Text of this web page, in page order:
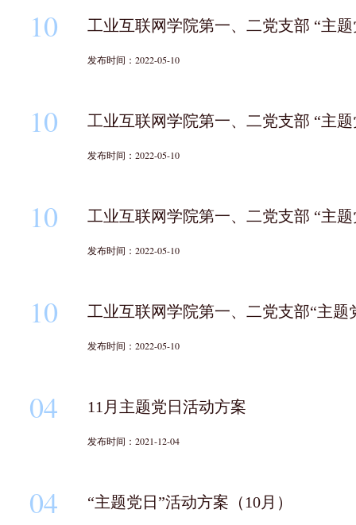
10 工业互联网学院第一、二党支部 “主
发布时间：2022-05-10
10 工业互联网学院第一、二党支部 “主
发布时间：2022-05-10
10 工业互联网学院第一、二党支部 “主
发布时间：2022-05-10
10 工业互联网学院第一、二党支部“主题
发布时间：2022-05-10
04 11月主题党日活动方案
发布时间：2021-12-04
04 “主题党日”活动方案（10月）